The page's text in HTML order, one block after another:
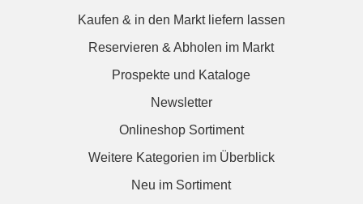
Kaufen & in den Markt liefern lassen
Reservieren & Abholen im Markt
Prospekte und Kataloge
Newsletter
Onlineshop Sortiment
Weitere Kategorien im Überblick
Neu im Sortiment